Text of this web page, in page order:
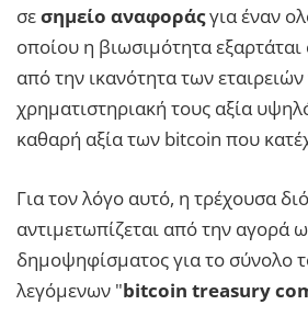
σεσημείο αναφοράςγια έναν
οποίου η βιωσιμότητα
από την ικανότητα των
χρηματιστηριακή τους αξία
καθαρή αξία των bitcoin που
Για τον λόγο αυτό, η τρέχουσα
αντιμετωπίζεται από την αγορά
δημοψηφίσματος για το σύνολο
λεγόμενων "bitcoin treasury